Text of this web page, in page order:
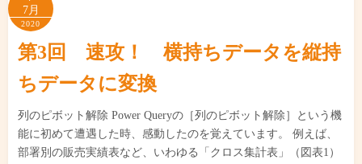
7月
2020
第3回 速攻！ 横持ちデータを縦持
ちデータに変換
列のピボット解除 Power Queryの［列のピボット解除］という機
能に初めて遭遇した時、感動したのを覚えています。 例えば、
部署別の販売実績表など、いわゆる「クロス集計表」（図表1）